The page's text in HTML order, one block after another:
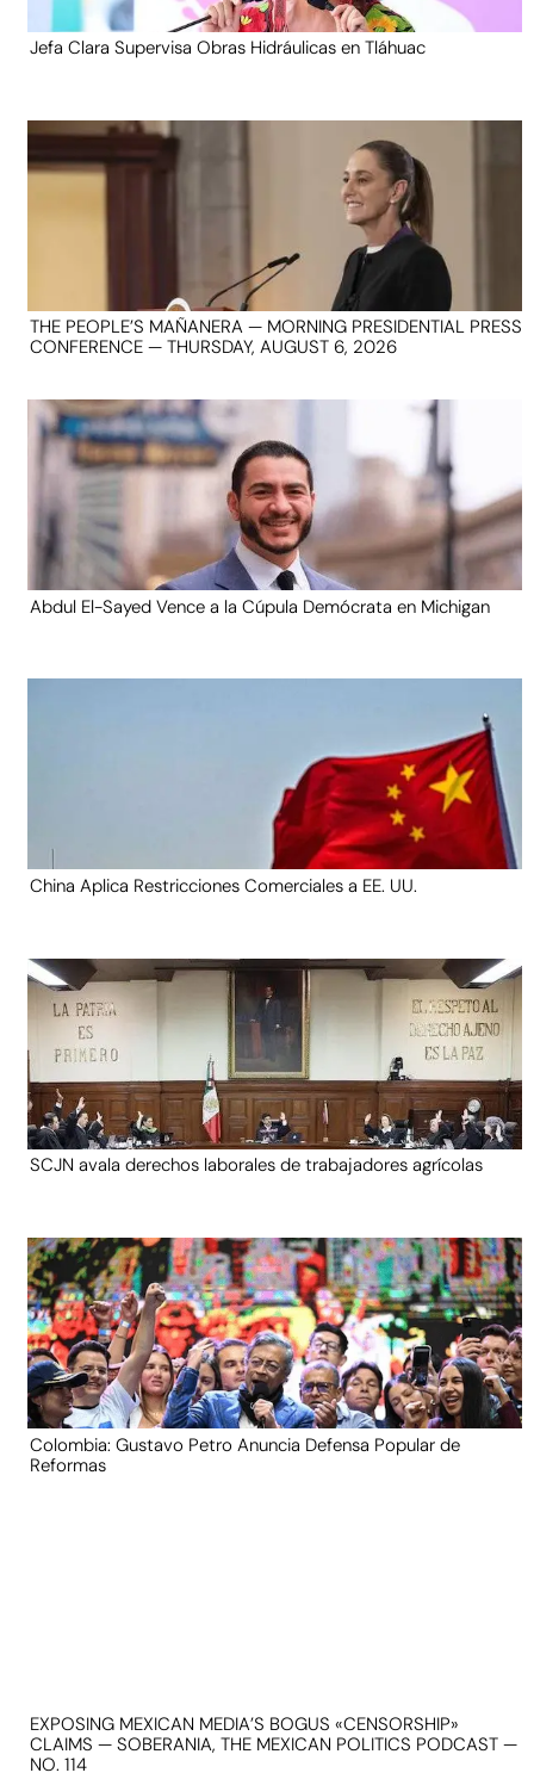
Jefa Clara Supervisa Obras Hidráulicas en Tláhuac
THE PEOPLE’S MAÑANERA — MORNING PRESIDENTIAL PRESS
CONFERENCE — THURSDAY, AUGUST 6, 2026
Abdul El-Sayed Vence a la Cúpula Demócrata en Michigan
China Aplica Restricciones Comerciales a EE. UU.
SCJN avala derechos laborales de trabajadores agrícolas
Colombia: Gustavo Petro Anuncia Defensa Popular de
Reformas
EXPOSING MEXICAN MEDIA’S BOGUS «CENSORSHIP»
CLAIMS — SOBERANIA, THE MEXICAN POLITICS PODCAST —
NO. 114